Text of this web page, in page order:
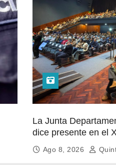
La Junta
dice presente en el
de Ediles en
Ago 8, 2026